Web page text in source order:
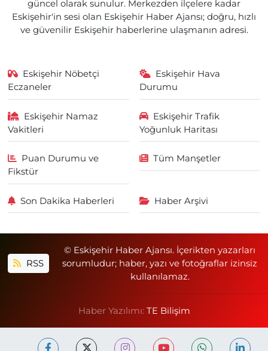
güncel olarak sunulur. Merkezden ilçelere kadar
Eskişehir'in sesi olan Eskişehir Haber Ajansı; doğru, hızlı
ve güvenilir Eskişehir haberlerine ulaşmanın adresi.
Eskişehir Nöbetçi
Eczaneler
Eskişehir Hava
Durumu
Eskişehir Namaz
Vakitleri
Eskişehir Trafik
Yoğunluk Haritası
Puan Durumu ve
Fikstür
Tüm Manşetler
Son Dakika Haberleri Haber Arşivi
RSS
© Eskişehir Haber Ajansı. İçerikten yazarları
sorumludur; haber, yazı ve fotoğraflar izinsiz
kullanılamaz.
Haber Yazılımı: TE Bilişim